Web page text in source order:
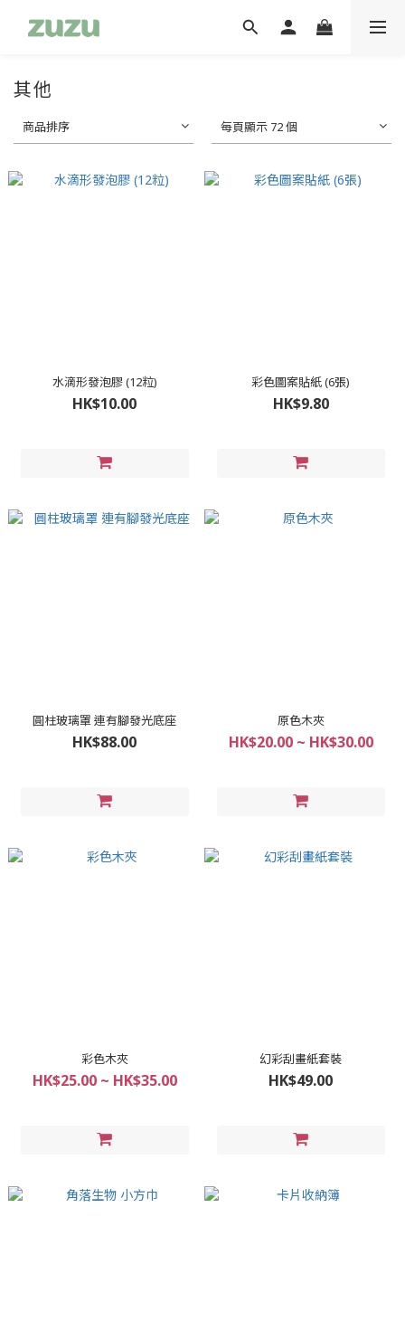
其他
商品排序 每頁顯示 72 個
水滴形發泡膠 (12粒)
HK$10.00
彩色圖案貼紙 (6張)
HK$9.80
圓柱玻璃罩 連有腳發光底座
HK$88.00
原色木夾
HK$20.00 ~ HK$30.00
彩色木夾
HK$25.00 ~ HK$35.00
幻彩刮畫紙套裝
HK$49.00